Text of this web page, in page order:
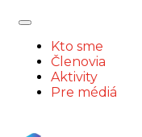
Kto sme
Členovia
Aktivity
Pre médiá